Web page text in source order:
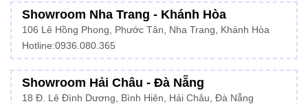
Showroom Nha Trang - Khánh Hòa
106 Lê Hồng Phong, Phước Tân, Nha Trang, Khánh Hòa
Hotline:0936.080.365
Showroom Hải Châu - Đà Nẵng
18 Đ. Lê Đình Dương, Bình Hiên, Hải Châu, Đà Nẵng